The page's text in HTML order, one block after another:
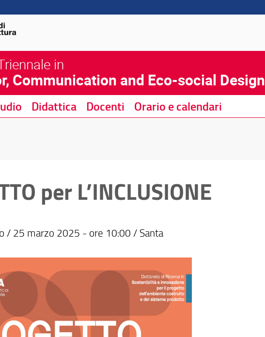
in
Communication and Eco-social Design
Didattica Docenti Orario e calendari
per L’INCLUSIONE
/ 25 marzo 2025 - ore 10:00 / Santa